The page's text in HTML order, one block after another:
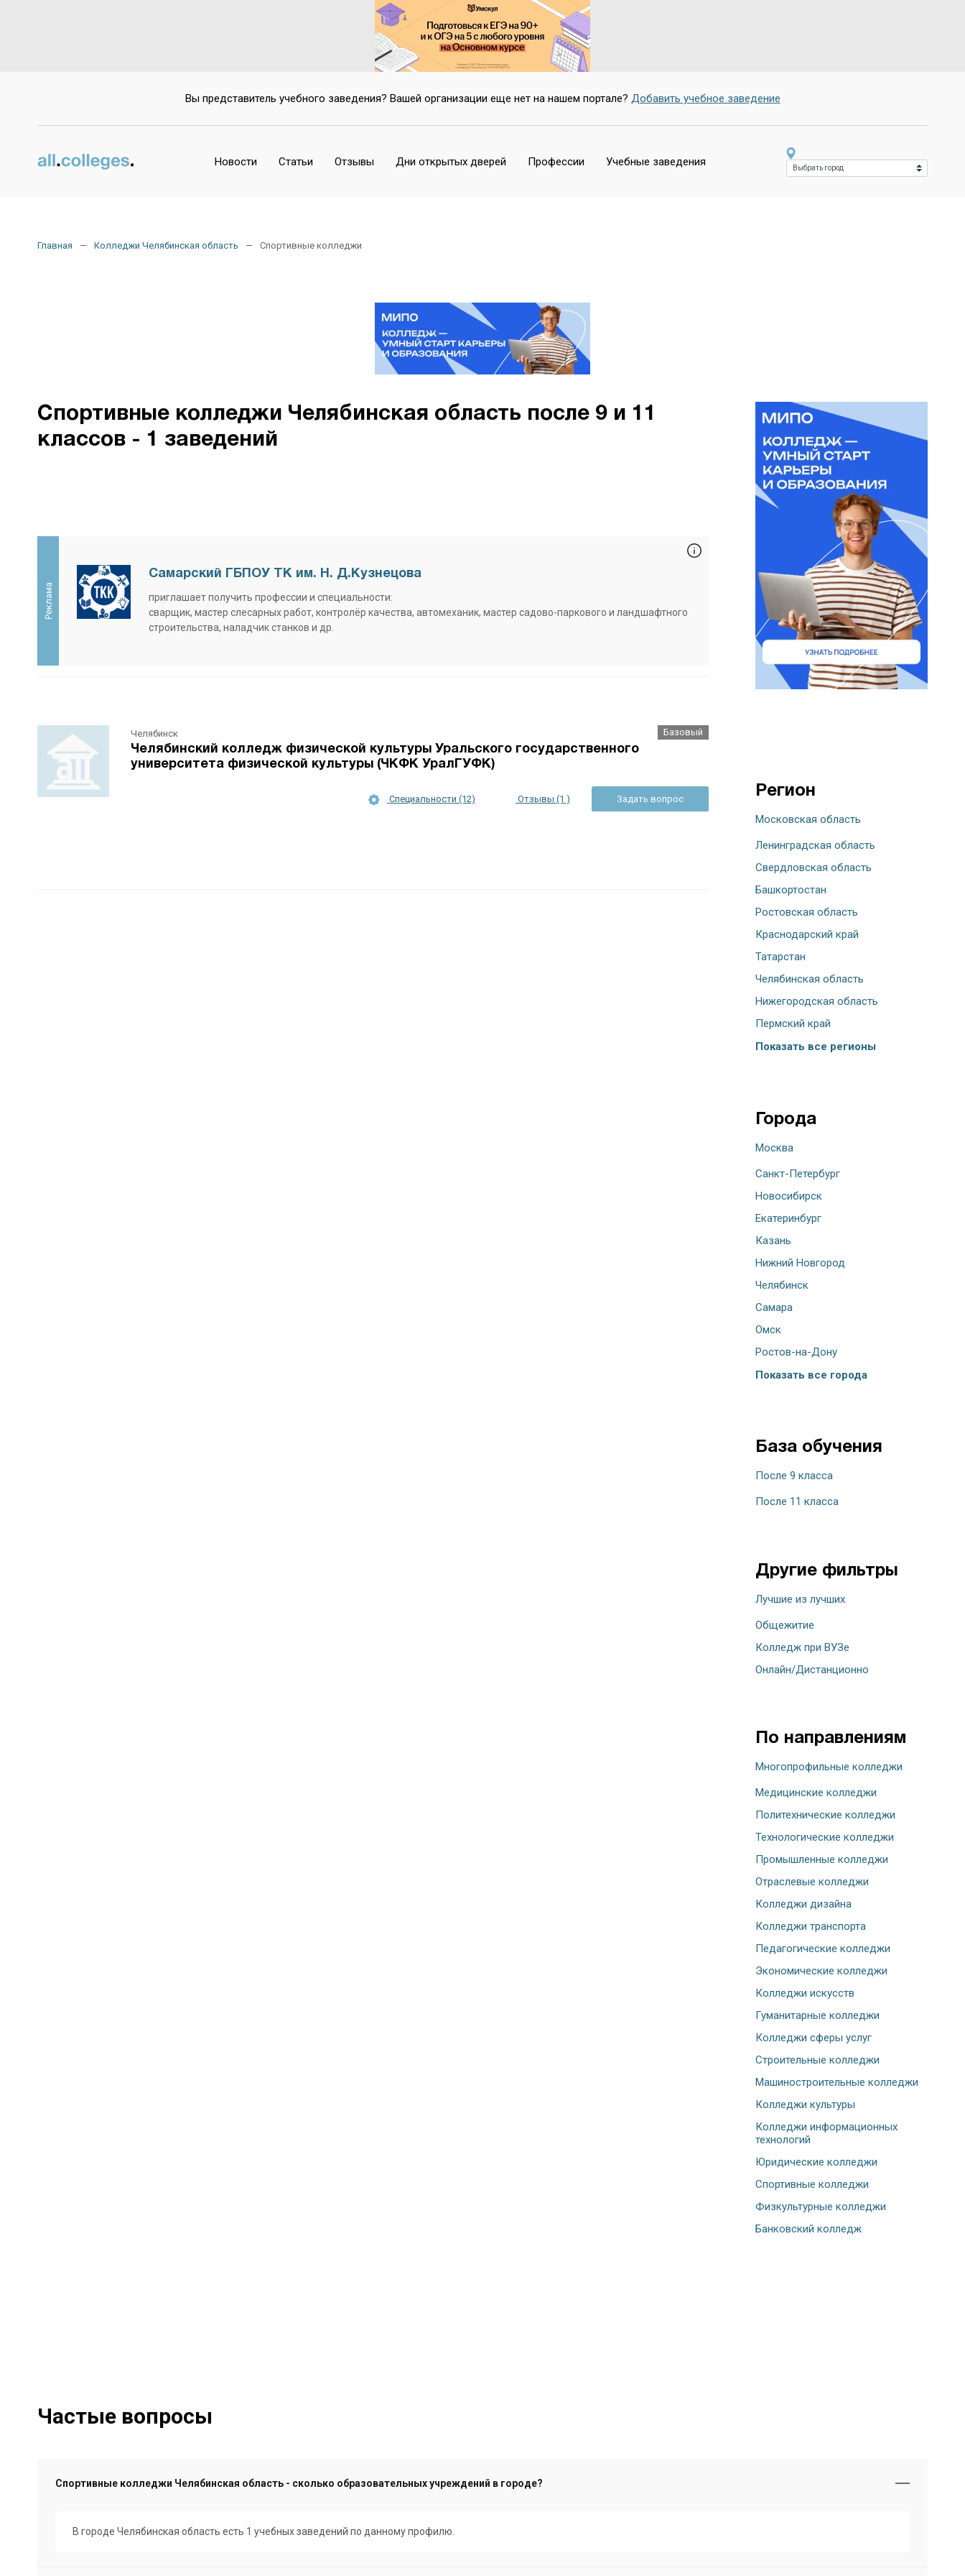
Вы представитель учебного заведения? Вашей организации еще нет на нашем портале? Добавить учебное заведение
Новости Статьи Отзывы Дни открытых дверей Профессии Учебные заведения
Главная Колледжи Челябинская область Спортивные колледжи
Спортивные колледжи Челябинская область после 9 и 11
классов - 1 заведений
Реклама
Самарский ГБПОУ ТК им. Н. Д.Кузнецова
приглашает получить профессии и специальности:
сварщик, мастер слесарных работ, контролёр качества, автомеханик, мастер садово-паркового и ландшафтного
строительства, наладчик станков и др.
Челябинск Базовый
Челябинский колледж физической культуры Уральского государственного
университета физической культуры (ЧКФК УралГУФК)
Специальности (12) Отзывы (1 ) Задать вопрос Регион
Московская область
Ленинградская область
Свердловская область
Башкортостан
Ростовская область
Краснодарский край
Татарстан
Челябинская область
Нижегородская область
Пермский край
Показать все регионы
Города
Москва
Санкт-Петербург
Новосибирск
Екатеринбург
Казань
Нижний Новгород
Челябинск
Самара
Омск
Ростов-на-Дону
Показать все города
База обучения
После 9 класса
После 11 класса
Другие фильтры
Лучшие из лучших
Общежитие
Колледж при ВУЗе
Онлайн/Дистанционно
По направлениям
Многопрофильные колледжи
Медицинские колледжи
Политехнические колледжи
Технологические колледжи
Промышленные колледжи
Отраслевые колледжи
Колледжи дизайна
Колледжи транспорта
Педагогические колледжи
Экономические колледжи
Колледжи искусств
Гуманитарные колледжи
Колледжи сферы услуг
Строительные колледжи
Машиностроительные колледжи
Колледжи культуры
Колледжи информационных
технологий
Юридические колледжи
Спортивные колледжи
Физкультурные колледжи
Банковский колледж
Частые вопросы
Спортивные колледжи Челябинская область - сколько образовательных учреждений в городе?
В городе Челябинская область есть 1 учебных заведений по данному профилю.